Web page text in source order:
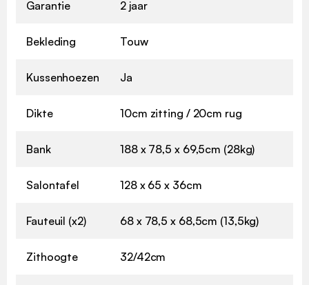
Garantie 2 jaar
Bekleding Touw
Kussenhoezen Ja
Dikte 10cm zitting / 20cm rug
Bank 188 x 78,5 x 69,5cm (28kg)
Salontafel 128 x 65 x 36cm
Fauteuil (x2) 68 x 78,5 x 68,5cm (13,5kg)
Zithoogte 32/42cm